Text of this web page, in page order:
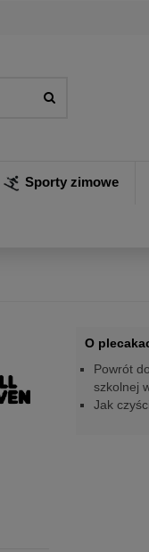
Sporty zimowe
O
Powrót
szkolnej
Jak